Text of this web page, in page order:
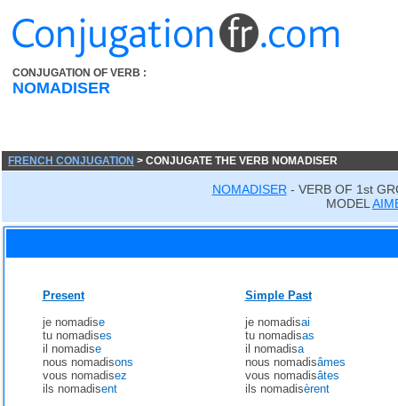
CONJUGATION OF VERB :
NOMADISER
FRENCH CONJUGATION > CONJUGATE THE VERB NOMADISER
NOMADISER - VERB OF 1st
MODEL
Present
je nomadise
tu nomadises
il nomadise
nous nomadisons
vous nomadisez
ils nomadisent
Simple Past
je nomadisai
tu nomadisas
il nomadisa
nous nomadisâmes
vous nomadisâtes
ils nomadisèrent